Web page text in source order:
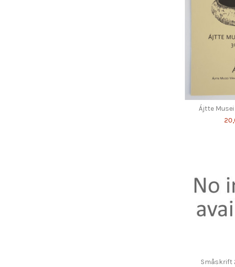
Ájtte
Småskrift